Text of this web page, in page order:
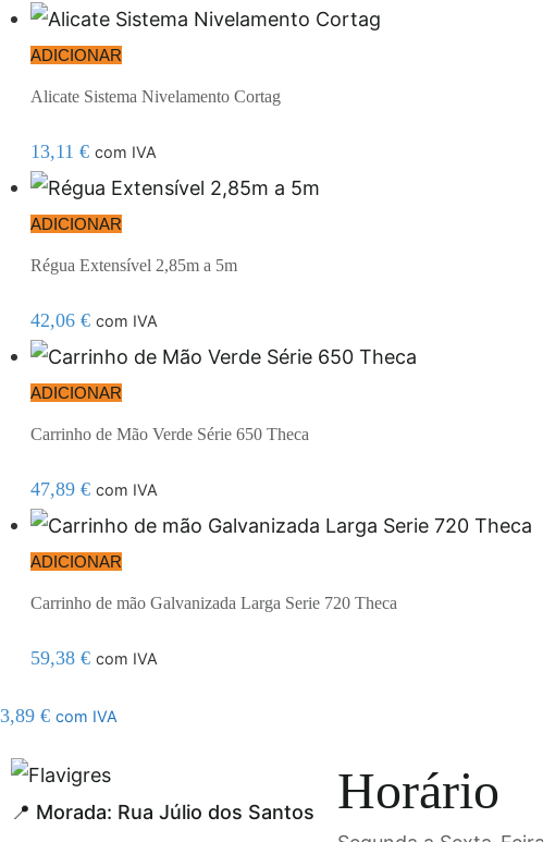
ADICIONAR
Alicate Sistema Nivelamento Cortag
13,11 € com IVA
ADICIONAR
Régua Extensível 2,85m a 5m
42,06 € com IVA
ADICIONAR
Carrinho de Mão Verde Série 650 Theca
47,89 € com IVA
ADICIONAR
Carrinho de mão Galvanizada Larga Serie 720 Theca
59,38 € com IVA
3,89 € com IVA
resmi adresi
📍 Morada: Rua Júlio dos Santos
Horário